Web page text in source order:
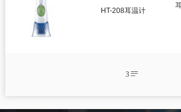
HT-208耳温计
3